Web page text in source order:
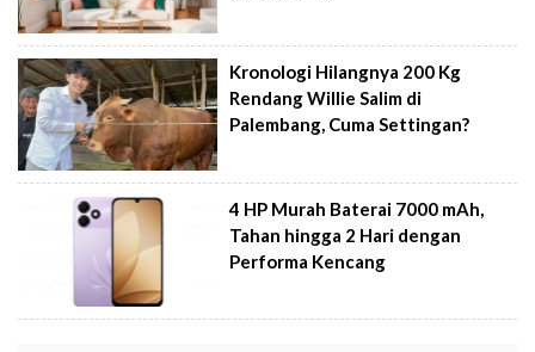
Kronologi Hilangnya 200 Kg
Rendang Willie Salim di
Palembang, Cuma Settingan?
4 HP Murah Baterai 7000 mAh,
Tahan hingga 2 Hari dengan
Performa Kencang